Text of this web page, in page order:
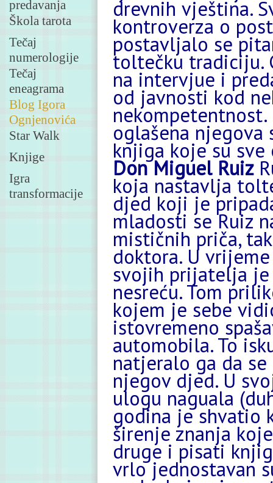
predavanja
Škola tarota
Tečaj
numerologije
Tečaj
eneagrama
Blog Igora
Ognjenovića
Star Walk
Knjige
Igra
transformacije
drevnih vještina.
kontroverza o
postavljalo se
toltečku tradiciju.
na intervjue i
od javnosti kod
oglašena njegova
knjiga koje su
Don Miguel Ruiz
koja nastavlja
djed koji je
mladosti se Ruiz
mističnih priča,
doktora. U
svojih prijatelja
nesreću. Tom
kojem je sebe
istovremeno
automobila. To
natjeralo ga da
njegov djed. U
ulogu naguala
godina je shvatio
širenje znanja
druge i pisati
vrlo jednostavan